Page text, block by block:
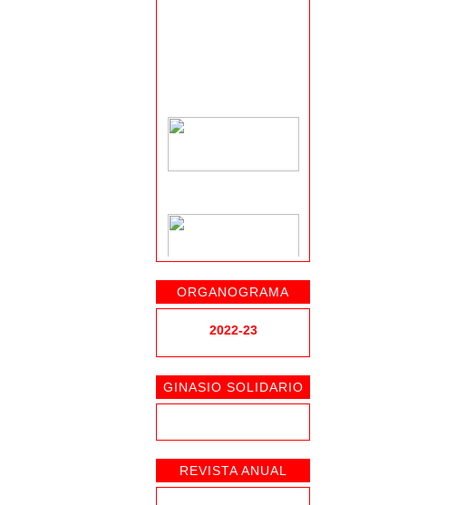
Saúde, Lda.
DESCONTOS
ORGANOGRAMA
2022-23
GINASIO SOLIDARIO
REVISTA ANUAL